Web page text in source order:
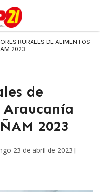
RURALES DE ALIMENTOS
2023
de
2023
23 de abril de 2023